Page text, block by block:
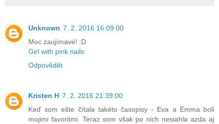
Unknown 7. 2. 2016 16:09:00
Moc zaujímavé! :D
Girl with pink nails
Odpovědět
Kristen H 7. 2. 2016 21:39:00
Keď som ešte čítala takéto časopisy - Eva a Emma boli
mojimi favoritmi. Teraz som však po nich nesiahla azda aj